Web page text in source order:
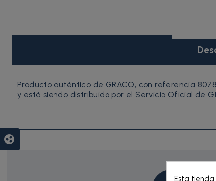
Producto auténtico de GRACO, con referencia
y está siendo distribuido por el Servicio Oficial de
Esta tienda
group_work